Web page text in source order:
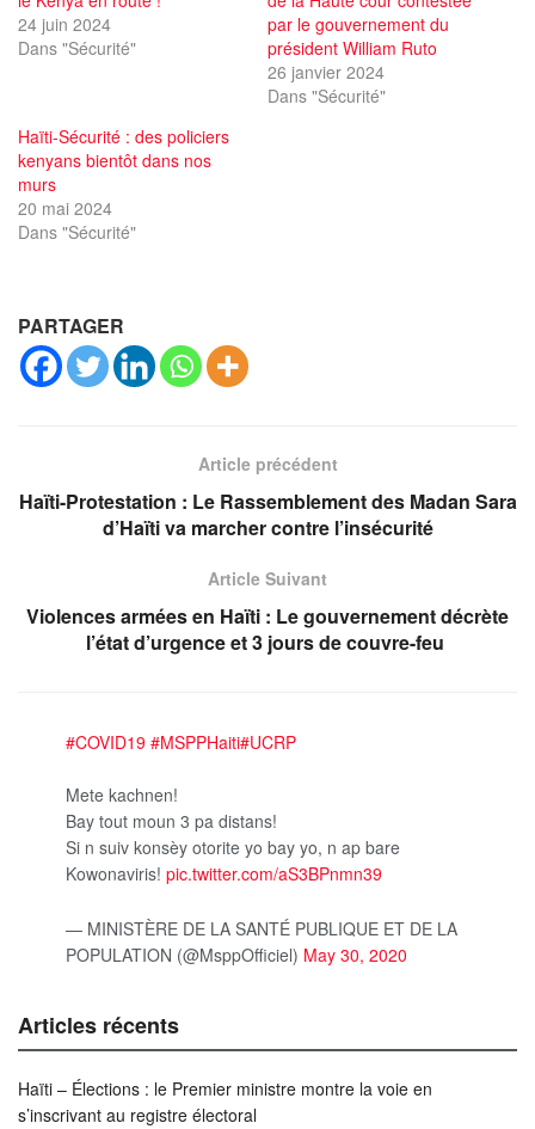
24 juin 2024
Dans "Sécurité"
par le gouvernement du
président William Ruto
26 janvier 2024
Dans "Sécurité"
Haïti-Sécurité : des policiers
kenyans bientôt dans nos
murs
20 mai 2024
Dans "Sécurité"
PARTAGER
Article précédent
Haïti-Protestation : Le Rassemblement des Madan Sara
d’Haïti va marcher contre l’insécurité
Article Suivant
Violences armées en Haïti : Le gouvernement décrète
l’état d’urgence et 3 jours de couvre-feu
#COVID19 #MSPPHaiti#UCRP
Mete kachnen!
Bay tout moun 3 pa distans!
Si n suiv konsèy otorite yo bay yo, n ap bare
Kowonaviris! pic.twitter.com/aS3BPnmn39
— MINISTÈRE DE LA SANTÉ PUBLIQUE ET DE LA
POPULATION (@MsppOfficiel) May 30, 2020
Articles récents
Haïti – Élections : le Premier ministre montre la voie en
s’inscrivant au registre électoral